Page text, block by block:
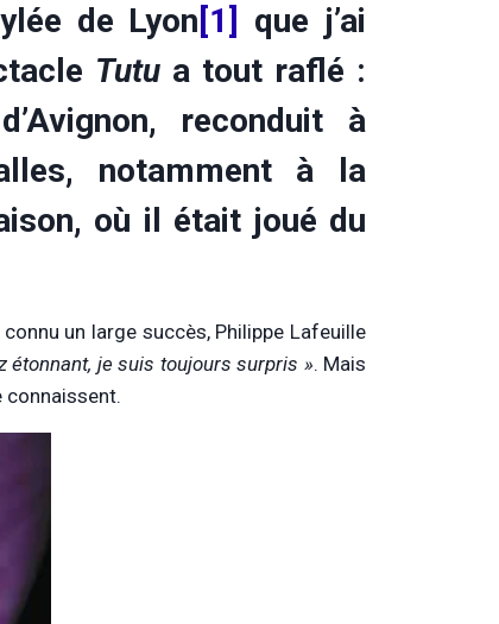
de Lyon [1]
que j’ai
Tutu a tout raflé :
reconduit à
notamment à la
où il était joué du
un large succès, Philippe Lafeuille
étonnant, je suis toujours surpris ». Mais
connaissent.